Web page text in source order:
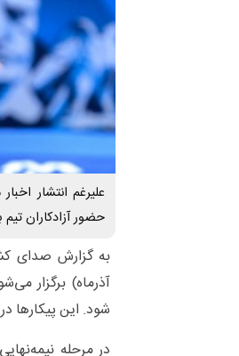
علیرغم انتشار
حضور آزادکاران
آذرماه) برگزار
شود. این پیکارها
در مرحله